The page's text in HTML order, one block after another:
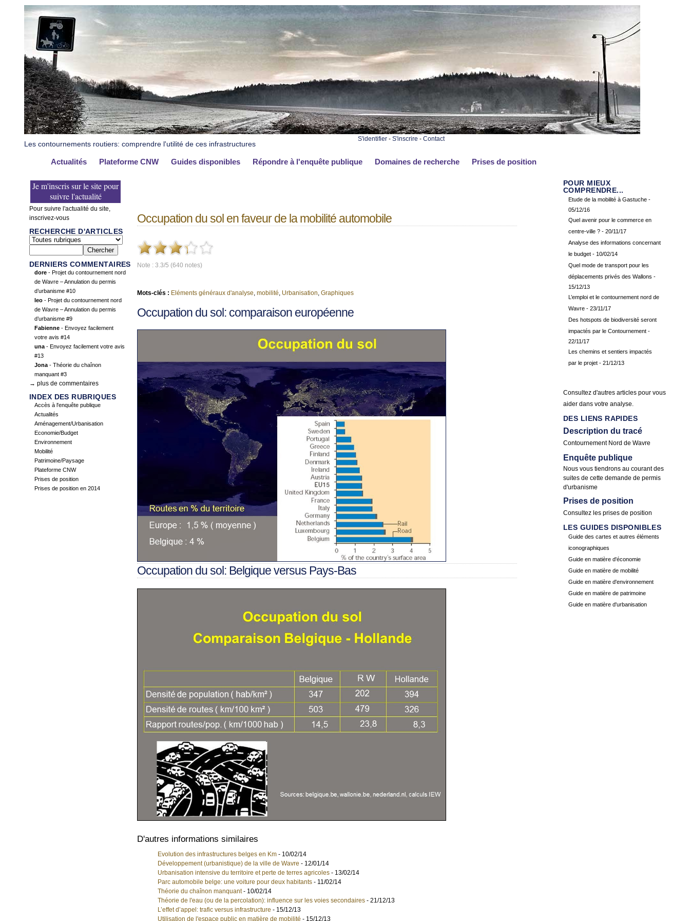
S'identifier - S'inscrire - Contact
Les contournements routiers: comprendre l'utilité de ces infrastructures
Actualités Plateforme CNW Guides disponibles Répondre à l'enquête publique Domaines de recherche Prises de position
Je m'inscris sur le site pour
suivre l'actualité
Pour suivre l'actualité du site,
inscrivez-vous
RECHERCHE D'ARTICLES
DERNIERS COMMENTAIRES
dore - Projet du contournement nord
de Wavre – Annulation du permis
d’urbanisme #10
leo - Projet du contournement nord
de Wavre – Annulation du permis
d’urbanisme #9
Fabienne - Envoyez facilement
votre avis #14
una - Envoyez facilement votre avis
#13
Jona - Théorie du chaînon
manquant #3
→ plus de commentaires
INDEX DES RUBRIQUES
Accès à l'enquête publique
Actualités
Aménagement/Urbanisation
Economie/Budget
Environnement
Mobilité
Patrimoine/Paysage
Plateforme CNW
Prises de position
Prises de position en 2014
Occupation du sol en faveur de la mobilité automobile
Note : 3.3/5 (640 notes)
Mots-clés : Eléments généraux d'analyse, mobilité, Urbanisation, Graphiques
Occupation du sol: comparaison européenne
Occupation du sol: Belgique versus Pays-Bas
D'autres informations similaires
Evolution des infrastructures belges en Km - 10/02/14
Développement (urbanistique) de la ville de Wavre - 12/01/14
Urbanisation intensive du territoire et perte de terres agricoles - 13/02/14
Parc automobile belge: une voiture pour deux habitants - 11/02/14
Théorie du chaînon manquant- 10/02/14
Théorie de l'eau (ou de la percolation): influence sur les voies secondaires - 21/12/13
L’effet d’appel: trafic versus infrastructure - 15/12/13
Utilisation de l'espace public en matière de mobilité - 15/12/13
POUR MIEUX
COMPRENDRE...
Etude de la mobilité à Gastuche -
05/12/16
Quel avenir pour le commerce en
centre-ville ? - 20/11/17
Analyse des informations concernant
le budget - 10/02/14
Quel mode de transport pour les
déplacements privés des Wallons -
15/12/13
L’emploi et le contournement nord de
Wavre - 23/11/17
Des hotspots de biodiversité seront
impactés par le Contournement -
22/11/17
Les chemins et sentiers impactés
par le projet - 21/12/13
Consultez d'autres articles pour vous
aider dans votre analyse.
DES LIENS RAPIDES
Description du tracé
Contournement Nord de Wavre
Enquête publique
Nous vous tiendrons au courant des
suites de cette demande de permis
d'urbanisme
Prises de position
Consultez les prises de position
LES GUIDES DISPONIBLES
Guide des cartes et autres éléments
iconographiques
Guide en matière d'économie
Guide en matière de mobilité
Guide en matière d'environnement
Guide en matière de patrimoine
Guide en matière d'urbanisation